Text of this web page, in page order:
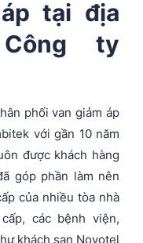
tại địa
ty
phối van giảm áp
với gần 10 năm
được khách hàng
góp phần làm nên
của nhiều tòa nhà
các bệnh viện,
khách sạn Novotel